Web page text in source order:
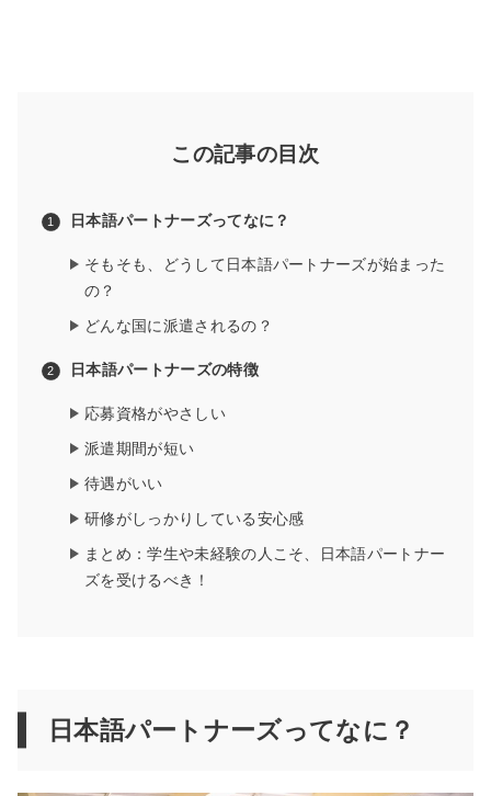
この記事の目次
日本語パートナーズってなに？
そもそも、どうして日本語パートナーズが始まった
の？
どんな国に派遣されるの？
日本語パートナーズの特徴
応募資格がやさしい
派遣期間が短い
待遇がいい
研修がしっかりしている安心感
まとめ：学生や未経験の人こそ、日本語パートナー
ズを受けるべき！
日本語パートナーズってなに？